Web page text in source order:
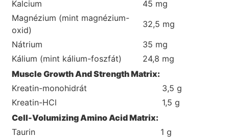
Kalcium
45 mg
Magnézium (mint magnézium-
oxid)
32,5 mg
Nátrium
35 mg
Kálium (mint kálium-foszfát)
24,8 mg
Muscle Growth And Strength Matrix:
Kreatin-monohidrát
3,5 g
Kreatin-HCl
1,5 g
Cell-Volumizing Amino Acid Matrix:
Taurin
1 g